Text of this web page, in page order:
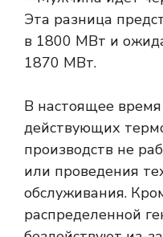
Эта разница
в 1800 МВт и
1870 МВт.
В настоящее
действующих
производств не
или проведения
обслуживания.
распределенной